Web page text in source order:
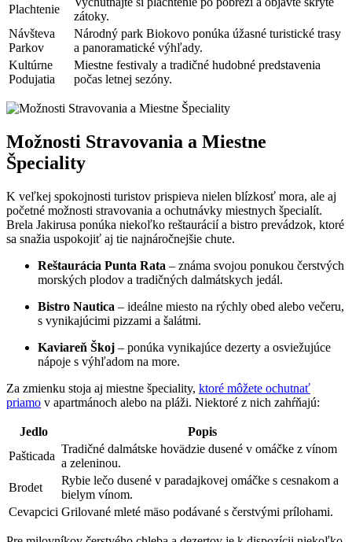
Plachtenie
zátoky.
Návšteva
Parkov
Národný park Biokovo ponúka úžasné turistické trasy
a panoramatické výhľady.
Kultúrne
Podujatia
Miestne festivaly a tradičné hudobné predstavenia
počas letnej sezóny.
Možnosti Stravovania a Miestne
Špeciality
K veľkej spokojnosti turistov prispieva nielen blízkosť mora, ale aj
početné možnosti stravovania a ochutnávky miestnych špecialít.
Brela Jakirusa ponúka niekoľko reštaurácií a bistro prevádzok, ktoré
sa snažia uspokojiť aj tie najnáročnejšie chute.
Reštaurácia Punta Rata – známa svojou ponukou čerstvých
morských plodov a tradičných dalmátskych jedál.
Bistro Nautica – ideálne miesto na rýchly obed alebo večeru,
s vynikajúcimi pizzami a šalátmi.
Kaviareň Škoj – ponúka vynikajúce dezerty a osviežujúce
nápoje s výhľadom na more.
Za zmienku stoja aj miestne špeciality, ktoré môžete ochutnať
priamo v apartmánoch alebo na pláži. Niektoré z nich zahŕňajú:
Jedlo
Popis
Pašticada
Tradičné dalmátske hovädzie dusené v omáčke z vínom
a zeleninou.
Brodet
Rybie lečo dusené v paradajkovej omáčke s cesnakom a
bielym vínom.
Cevapcici Grilované mleté mäso podávané s čerstvými prílohami.